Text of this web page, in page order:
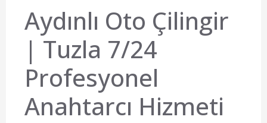
Aydınlı Oto Çilingir
| Tuzla 7/24
Profesyonel
Anahtarcı Hizmeti